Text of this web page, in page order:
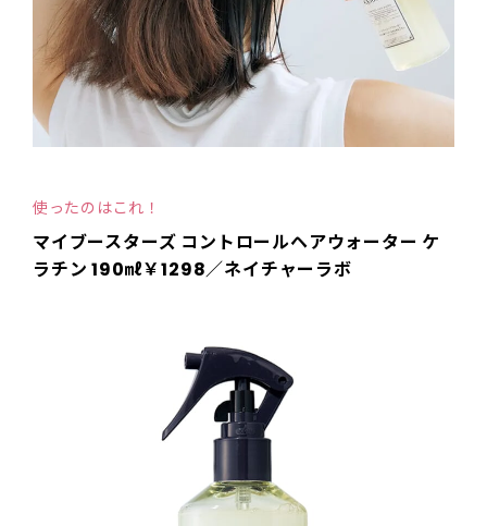
使ったのはこれ！
マイブースターズ コントロールヘアウォーター ケ
ラチン 190㎖￥1298／ネイチャーラボ